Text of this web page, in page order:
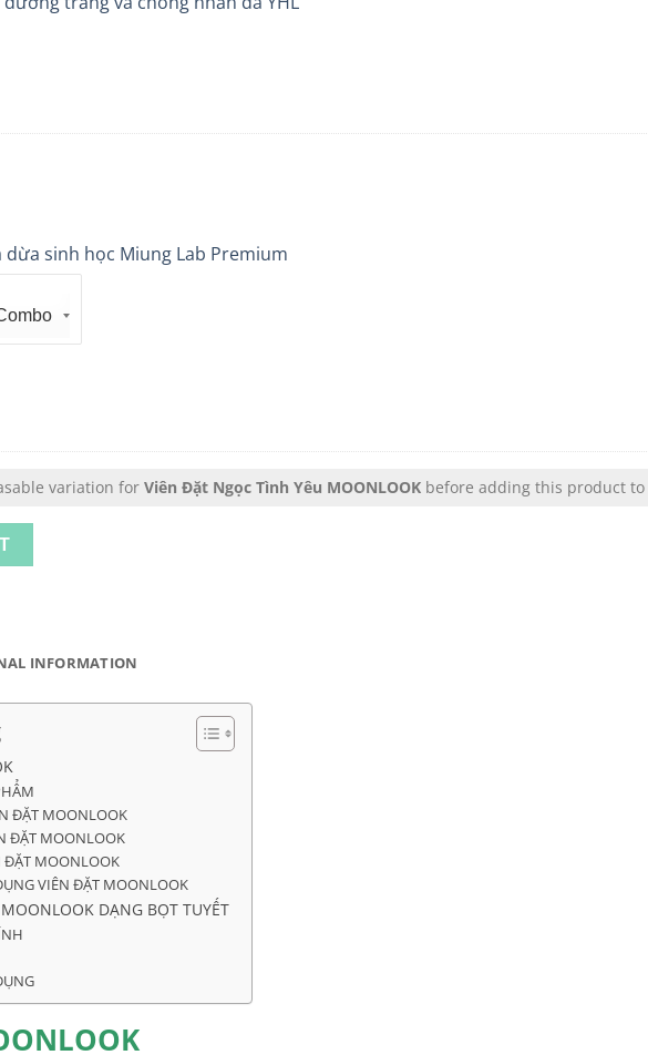
dừa sinh học Miung Lab Premium
variation for Viên Đặt Ngọc Tình Yêu MOONLOOK before adding this product
INFORMATION
ĐẶT MOONLOOK
ĐẶT MOONLOOK
ĐẶT MOONLOOK
VIÊN ĐẶT MOONLOOK
DẠNG BỌT TUYẾT